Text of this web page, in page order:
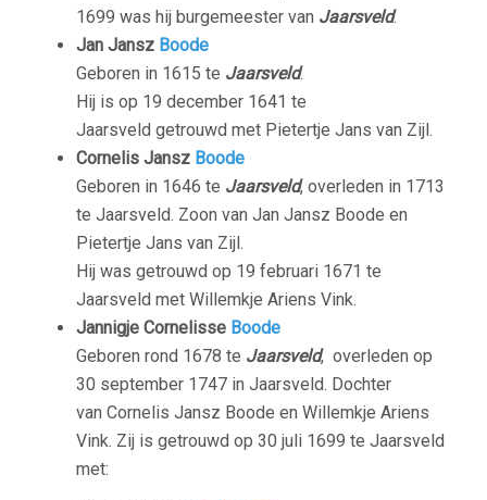
1699 was hij burgemeester van Jaarsveld.
Jan Jansz Boode
Geboren in 1615 te Jaarsveld.
Hij is op 19 december 1641 te
Jaarsveld getrouwd met Pietertje Jans van Zijl.
Cornelis Jansz Boode
Geboren in 1646 te Jaarsveld, overleden in 1713
te Jaarsveld. Zoon van Jan Jansz Boode en
Pietertje Jans van Zijl.
Hij was getrouwd op 19 februari 1671 te
Jaarsveld met Willemkje Ariens Vink.
Jannigje Cornelisse Boode
Geboren rond 1678 te Jaarsveld, overleden op
30 september 1747 in Jaarsveld. Dochter
van Cornelis Jansz Boode en Willemkje Ariens
Vink. Zij is getrouwd op 30 juli 1699 te Jaarsveld
met: